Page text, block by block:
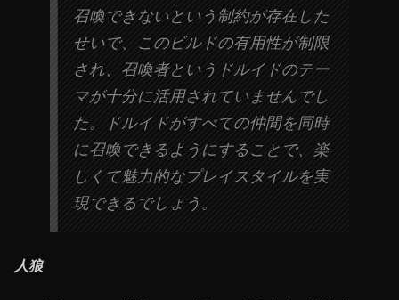
召喚できないという制約が存在した
せいで、このビルドの有用性が制限
され、召喚者というドルイドのテー
マが十分に活用されていませんでし
た。ドルイドがすべての仲間を同時
に召喚できるようにすることで、楽
しくて魅力的なプレイスタイルを実
現できるでしょう。
人狼